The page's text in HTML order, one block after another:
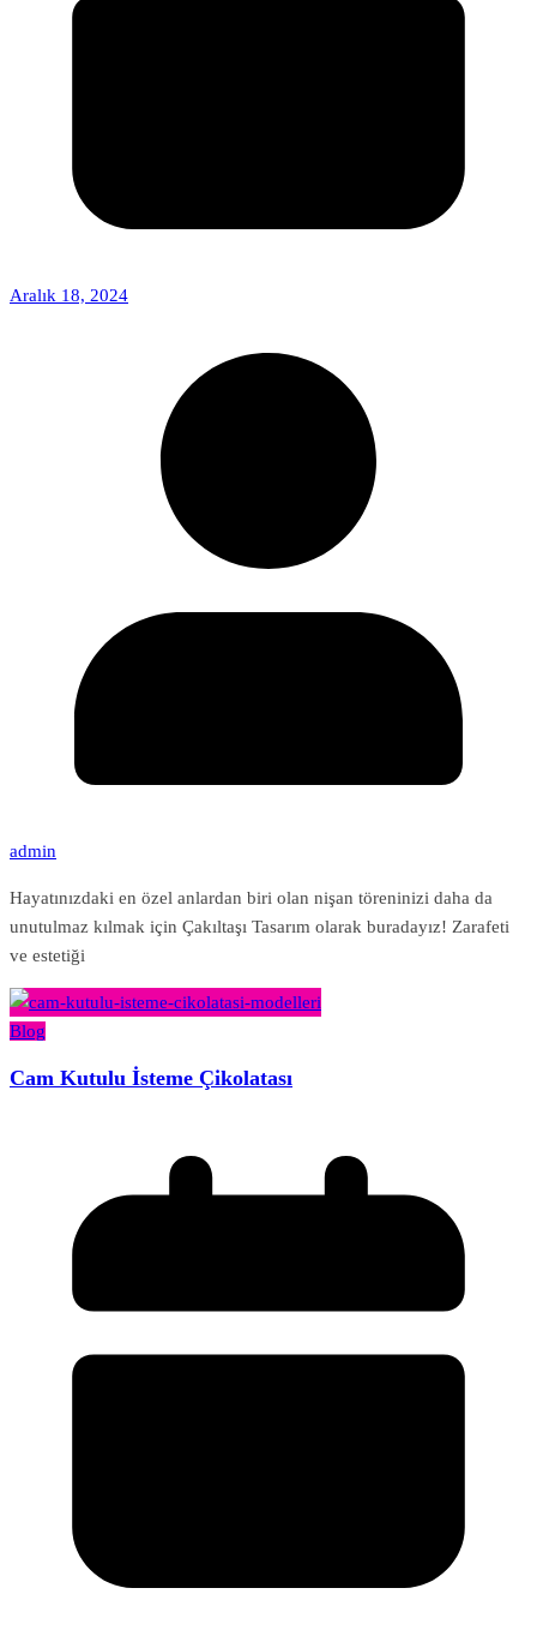
Aralık 18, 2024
admin
Hayatınızdaki en özel anlardan biri olan nişan töreninizi daha da
unutulmaz kılmak için Çakıltaşı Tasarım olarak buradayız! Zarafeti
ve estetiği
Blog
Cam Kutulu İsteme Çikolatası